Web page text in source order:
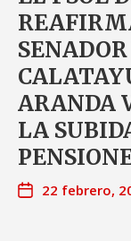
ARANDA
LA
22 febrero,